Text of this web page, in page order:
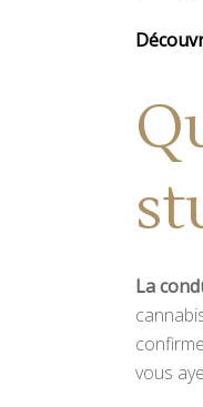
La
vous